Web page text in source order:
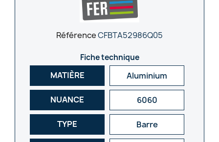
RéférenceCFBTA52986Q05
Fiche technique
MATIÈRE Aluminium
NUANCE 6060
TYPE Barre